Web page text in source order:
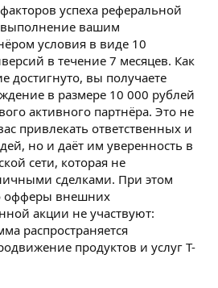
успеха реферальной
выполнение вашим
условия в виде 10
в течение 7 месяцев. Как
достигнуто, вы получаете
в размере 10 000 рублей
активного партнёра. Это не
привлекать ответственных и
но и даёт им уверенность в
сети, которая не
сделками. При этом
офферы внешних
акции не участвуют:
распространяется
продуктов и услуг Т-